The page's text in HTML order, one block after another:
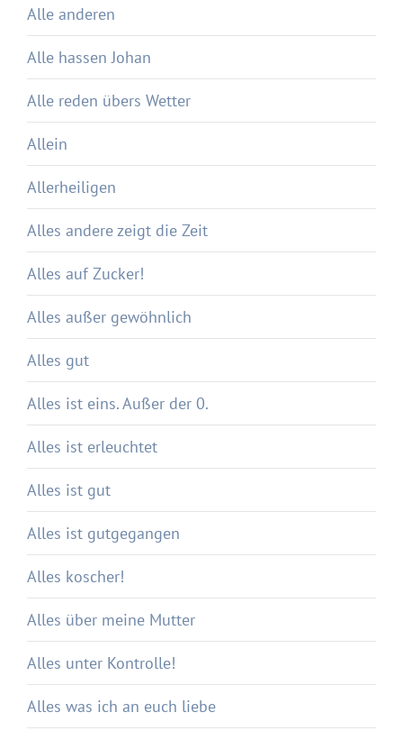
Alle anderen
Alle hassen Johan
Alle reden übers Wetter
Allein
Allerheiligen
Alles andere zeigt die Zeit
Alles auf Zucker!
Alles außer gewöhnlich
Alles gut
Alles ist eins. Außer der 0.
Alles ist erleuchtet
Alles ist gut
Alles ist gutgegangen
Alles koscher!
Alles über meine Mutter
Alles unter Kontrolle!
Alles was ich an euch liebe